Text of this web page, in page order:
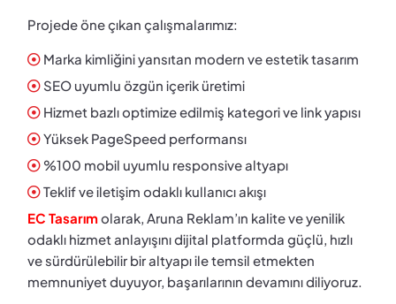
Projede öne çıkan çalışmalarımız:
Marka kimliğini yansıtan modern ve estetik tasarım
SEO uyumlu özgün içerik üretimi
Hizmet bazlı optimize edilmiş kategori ve link yapısı
Yüksek PageSpeed performansı
%100 mobil uyumlu responsive altyapı
Teklif ve iletişim odaklı kullanıcı akışı
EC Tasarımolarak, Aruna Reklam’ın kalite ve yenilik
odaklı hizmet anlayışını dijital platformda güçlü, hızlı
ve sürdürülebilir bir altyapı ile temsil etmekten
memnuniyet duyuyor, başarılarının devamını diliyoruz.